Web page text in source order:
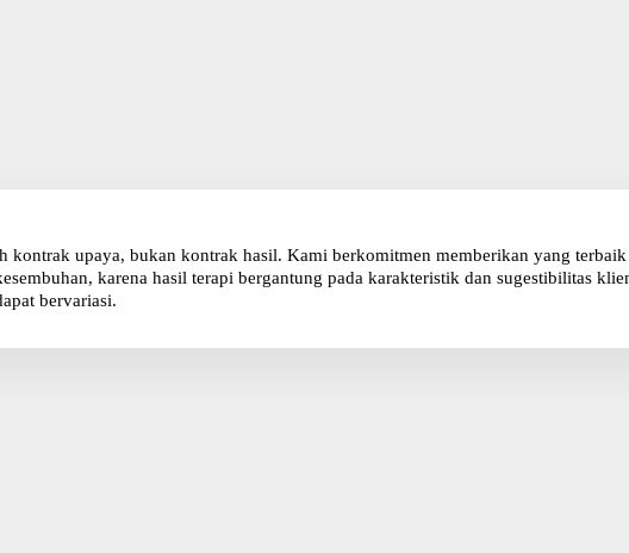
kontrak upaya, bukan kontrak hasil. Kami berkomitmen memberikan yang
karena hasil terapi bergantung pada karakteristik dan sugestibilitas
bervariasi.